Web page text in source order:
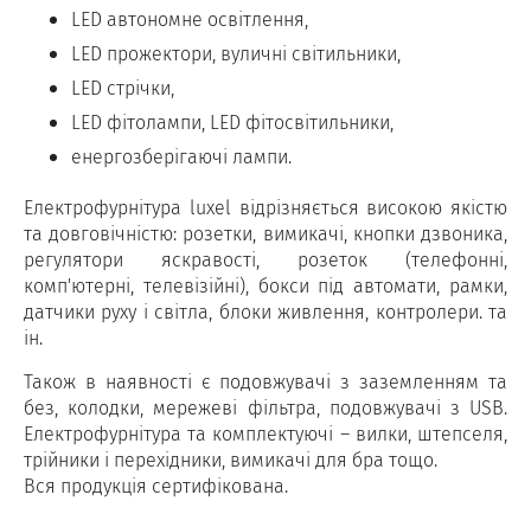
LED автономне освітлення,
LED прожектори, вуличні світильники,
LED стрічки,
LED фітолампи, LED фітосвітильники,
енергозберігаючі лампи.
Електрофурнітура luxel відрізняється високою якістю
та довговічністю: розетки, вимикачі, кнопки дзвоника,
регулятори яскравості, розеток (телефонні,
комп'ютерні, телевізійні), бокси під автомати, рамки,
датчики руху і світла, блоки живлення, контролери. та
ін.
Також в наявності є подовжувачі з заземленням та
без, колодки, мережеві фільтра, подовжувачі з USB.
Електрофурнітура та комплектуючі – вилки, штепселя,
трійники і перехідники, вимикачі для бра тощо.
Вся продукція сертифікована.